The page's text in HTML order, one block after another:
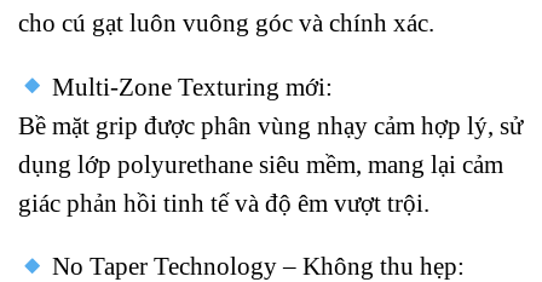
cho cú gạt luôn vuông góc và chính xác.
Multi-Zone Texturing mới:
Bề mặt grip được phân vùng nhạy cảm hợp lý, sử
dụng lớp polyurethane siêu mềm, mang lại cảm
giác phản hồi tinh tế và độ êm vượt trội.
No Taper Technology – Không thu hẹp: